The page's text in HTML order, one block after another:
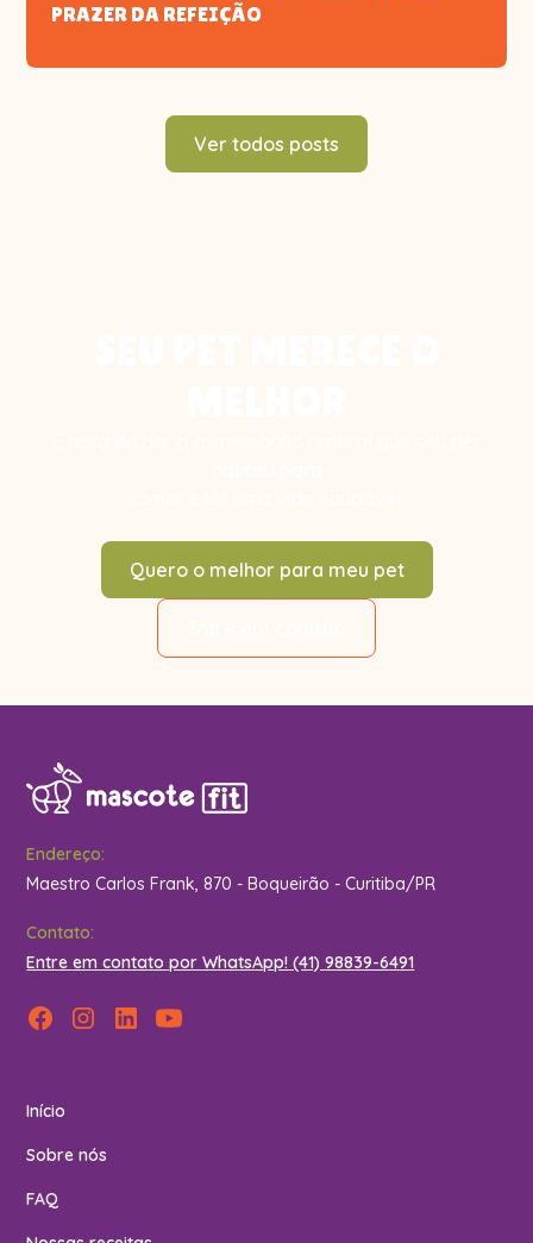
PRAZER DA REFEIÇÃO
Ver todos posts
Quero o melhor para meu pet
Endereço:
Maestro Carlos Frank, 870 - Boqueirão - Curitiba/PR
Contato:
Entre em contato por WhatsApp! (41) 98839-6491
Início
Sobre nós
FAQ